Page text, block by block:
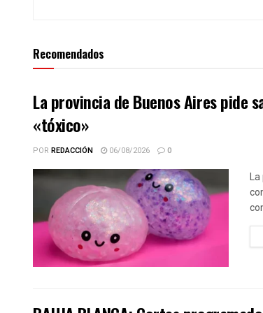
Recomendados
La provincia de Buenos Aires pide
«tóxico»
POR REDACCIÓN 06/08/2026 0